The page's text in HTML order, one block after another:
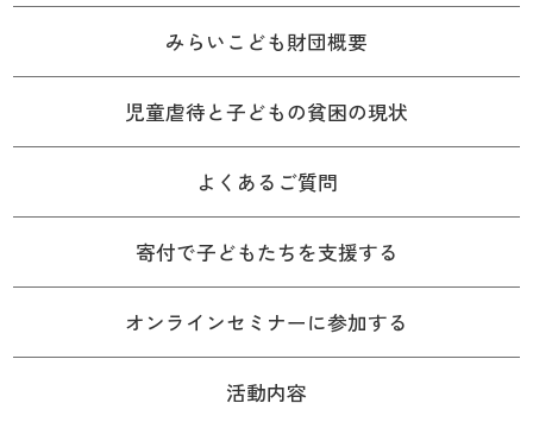
みらいこども財団概要
児童虐待と子どもの貧困の現状
よくあるご質問
寄付で子どもたちを支援する
オンラインセミナーに参加する
活動内容